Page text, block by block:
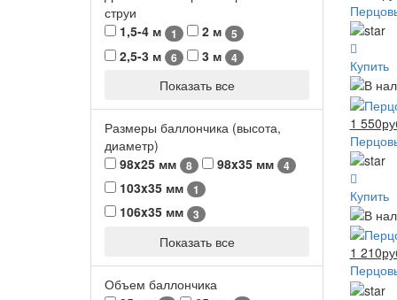
струи
1,5-4 м
1 2 м 5
2,5-3 м 6 3 м 4
Показать все
Размеры баллончика (высота,
диаметр)
98x25 мм
8 98x35 мм 4
103x35 мм 1
106x35 мм 3
Показать все
Объем баллончика
Купить
1
Купить
1